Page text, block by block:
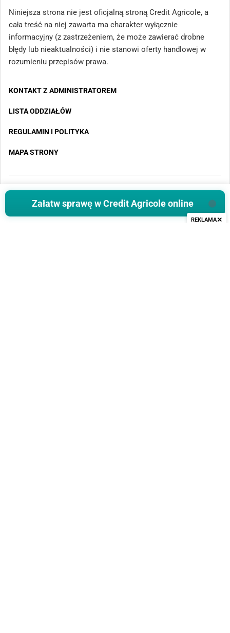
Niniejsza strona nie jest oficjalną stroną Credit Agricole, a
cała treść na niej zawarta ma charakter wyłącznie
informacyjny (z zastrzeżeniem, że może zawierać drobne
błędy lub nieaktualności) i nie stanowi oferty handlowej w
rozumieniu przepisów prawa.
KONTAKT Z ADMINISTRATOREM
LISTA ODDZIAŁÓW
REGULAMIN I POLITYKA
MAPA STRONY
Copyright 2025 - Wszystkie prawa zastrzeżone
REKLAMA✕
Załatw sprawę w Credit Agricole online